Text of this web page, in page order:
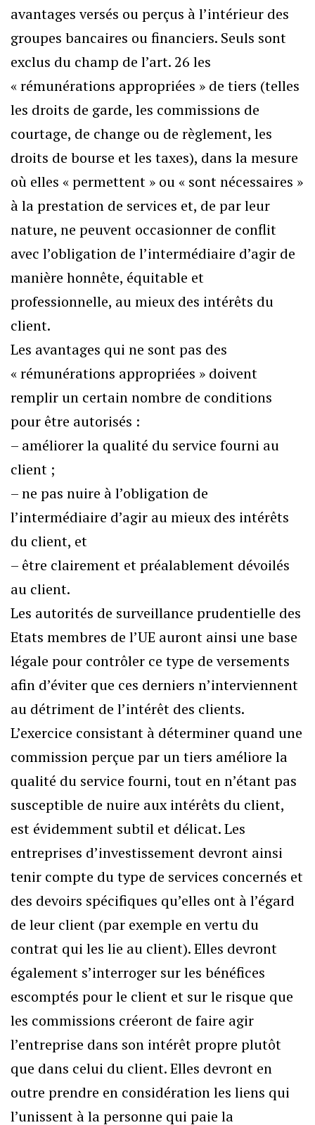
avantages versés ou perçus à l’intérieur des
groupes bancaires ou financiers. Seuls sont
exclus du champ de l’art. 26 les
« rémunérations appropriées » de tiers (telles
les droits de garde, les commissions de
courtage, de change ou de règlement, les
droits de bourse et les taxes), dans la mesure
où elles « permettent » ou « sont nécessaires »
à la prestation de services et, de par leur
nature, ne peuvent occasionner de conflit
avec l’obligation de l’intermédiaire d’agir de
manière honnête, équitable et
professionnelle, au mieux des intérêts du
client.
Les avantages qui ne sont pas des
« rémunérations appropriées » doivent
remplir un certain nombre de conditions
pour être autorisés :
– améliorer la qualité du service fourni au
client ;
– ne pas nuire à l’obligation de
l’intermédiaire d’agir au mieux des intérêts
du client, et
– être clairement et préalablement dévoilés
au client.
Les autorités de surveillance prudentielle des
Etats membres de l’UE auront ainsi une base
légale pour contrôler ce type de versements
afin d’éviter que ces derniers n’interviennent
au détriment de l’intérêt des clients.
L’exercice consistant à déterminer quand une
commission perçue par un tiers améliore la
qualité du service fourni, tout en n’étant pas
susceptible de nuire aux intérêts du client,
est évidemment subtil et délicat. Les
entreprises d’investissement devront ainsi
tenir compte du type de services concernés et
des devoirs spécifiques qu’elles ont à l’égard
de leur client (par exemple en vertu du
contrat qui les lie au client). Elles devront
également s’interroger sur les bénéfices
escomptés pour le client et sur le risque que
les commissions créeront de faire agir
l’entreprise dans son intérêt propre plutôt
que dans celui du client. Elles devront en
outre prendre en considération les liens qui
l’unissent à la personne qui paie la